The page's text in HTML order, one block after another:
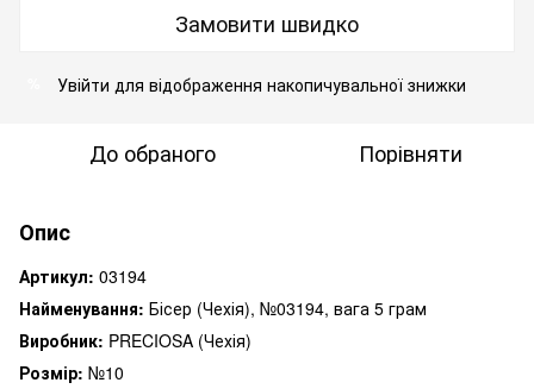
Замовити швидко
Увійти для відображення накопичувальної знижки
До обраного Порівняти
Опис
Артикул: 03194
Найменування: Бісер (Чехія), №03194, вага 5 грам
Виробник: PRECIOSA (Чехія)
Розмір: №10